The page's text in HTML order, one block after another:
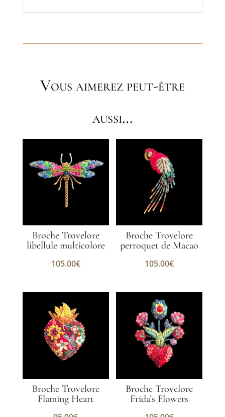
Vous aimerez peut-être
aussi…
Broche Trovelore
libellule multicolore
105.00€
Broche Trovelore
perroquet de Macao
105.00€
Broche Trovelore
Flaming Heart
Broche Trovelore
Frida’s Flowers